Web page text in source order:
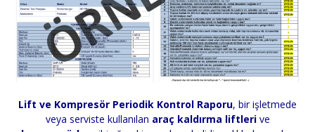
Lift ve Kompresör Periodik Kontrol Raporu, bir işletmede
veya serviste kullanılan araç kaldırma liftlerive